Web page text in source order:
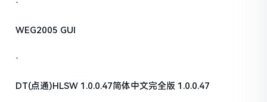
·
WEG2005 GUI
·
DT(点通)HLSW 1.0.0.47简体中文完全版 1.0.0.47